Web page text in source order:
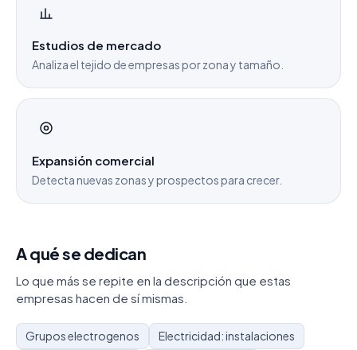
Estudios de mercado
Analiza el tejido de empresas por zona y tamaño.
Expansión comercial
Detecta nuevas zonas y prospectos para crecer.
A qué se dedican
Lo que más se repite en la descripción que estas
empresas hacen de sí mismas.
Grupos electrogenos
Electricidad: instalaciones